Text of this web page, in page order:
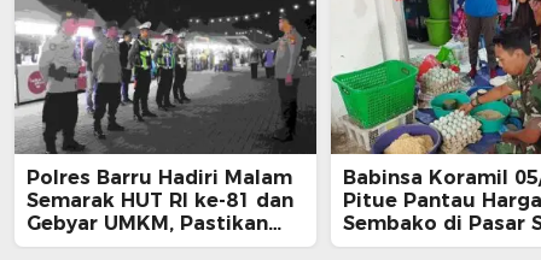
Polres Barru Hadiri Malam
Semarak HUT RI ke-81 dan
Gebyar UMKM, Pastikan
Kegiatan Berlangsung
Babinsa Koramil
Pitue Pantau Harga
Sembako di Pasar
Tanru Tedong